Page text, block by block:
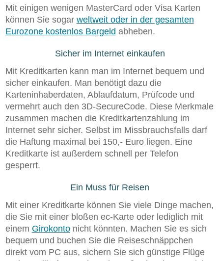
Mit einigen wenigen MasterCard oder Visa Karten
können Sie sogar weltweit oder in der gesamten
Eurozone kostenlos Bargeld abheben.
Sicher im Internet einkaufen
Mit Kreditkarten kann man im Internet bequem und
sicher einkaufen. Man benötigt dazu die
Karteninhaberdaten, Ablaufdatum, Prüfcode und
vermehrt auch den 3D-SecureCode. Diese Merkmale
zusammen machen die Kreditkartenzahlung im
Internet sehr sicher. Selbst im Missbrauchsfalls darf
die Haftung maximal bei 150,- Euro liegen. Eine
Kreditkarte ist außerdem schnell per Telefon
gesperrt.
Ein Muss für Reisen
Mit einer Kreditkarte können Sie viele Dinge machen,
die Sie mit einer bloßen ec-Karte oder lediglich mit
einem Girokontonicht könnten. Machen Sie es sich
bequem und buchen Sie die Reiseschnäppchen
direkt vom PC aus, sichern Sie sich günstige Flüge